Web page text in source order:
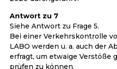
Antwort zu 7
Siehe Antwort zu Frage 5.
Bei einer Verkehrskontrolle
LABO werden u. a. auch der
erfragt, um etwaige Verstöße
prüfen zu können.